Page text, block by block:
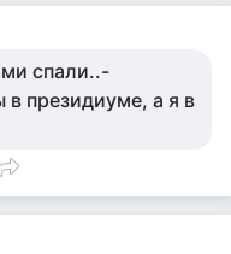
спали..-
президиуме, а я в